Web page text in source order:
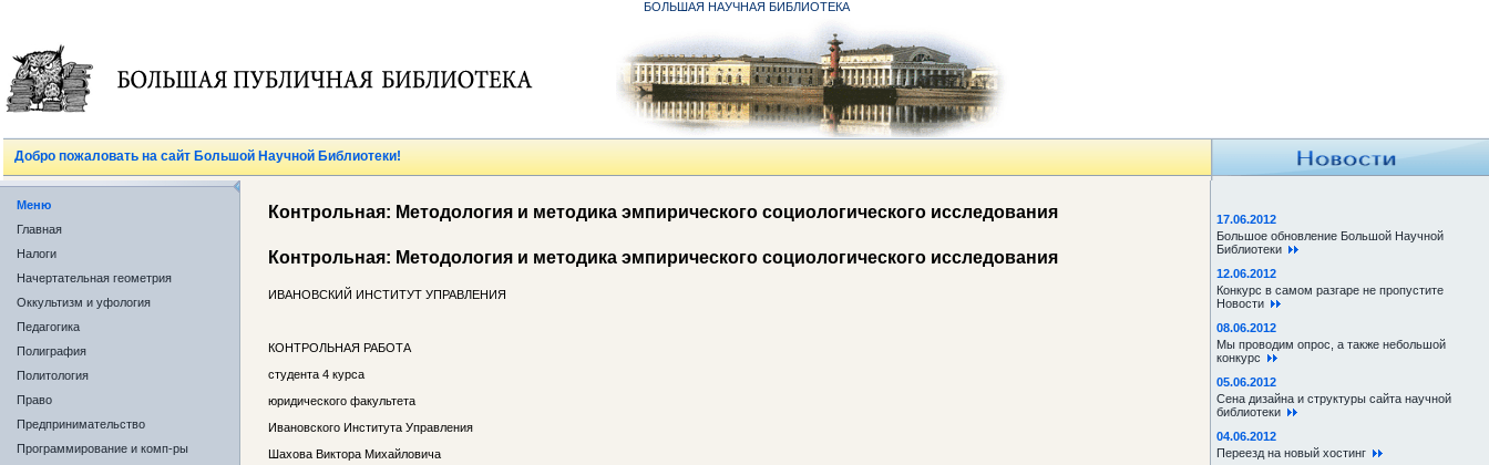
БОЛЬШАЯ НАУЧНАЯ БИБЛИОТЕКА
Добро пожаловать на сайт Большой Научной Библиотеки!
Меню
Главная
Налоги
Начертательная геометрия
Оккультизм и уфология
Педагогика
Полиграфия
Политология
Право
Предпринимательство
Программирование и комп-ры
Контрольная: Методология и методика эмпирического социологического исследования
Контрольная: Методология и методика эмпирического социологического исследования
ИВАНОВСКИЙ ИНСТИТУТ УПРАВЛЕНИЯ
КОНТРОЛЬНАЯ РАБОТА
студента 4 курса
юридического факультета
Ивановского Института Управления
Шахова Виктора Михайловича
17.06.2012
Большое обновление Большой Научной
Библиотеки
12.06.2012
Конкурс в самом разгаре не пропустите
Новости
08.06.2012
Мы проводим опрос, а также небольшой
конкурс
05.06.2012
Сена дизайна и структуры сайта научной
библиотеки
04.06.2012
Переезд на новый хостинг